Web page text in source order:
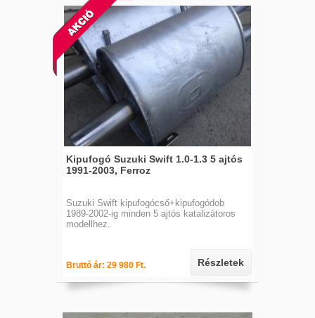
Kipufogó Suzuki Swift 1.0-1.3 5 ajtós
1991-2003, Ferroz
Suzuki Swift kipufogócső+kipufogódob
1989-2002-ig minden 5 ajtós katalizátoros
modellhez.
Bruttó ár: 29 980 Ft. Részletek